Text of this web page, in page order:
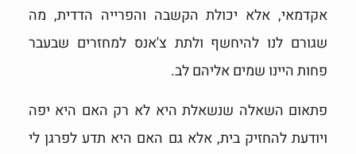
אקדמאי, אלא יכולת הקשבה והפרייה הדדית, מה
שגורם לנו להיחשף ולתת צ'אנס למחזרים שבעבר
פחות היינו שמים אליהם לב.
פתאום השאלה שנשאלת היא לא רק האם היא יפה
ויודעת להחזיק בית, אלא גם האם היא תדע לפרגן לי